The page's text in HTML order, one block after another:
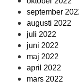
september
augusti 2022
juli 2022
juni 2022
maj 2022
april 2022
mars 2022